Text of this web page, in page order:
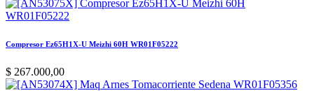
Compresor Ez65H1X-U Meizhi 60H WR01F05222
$ 267.000,00